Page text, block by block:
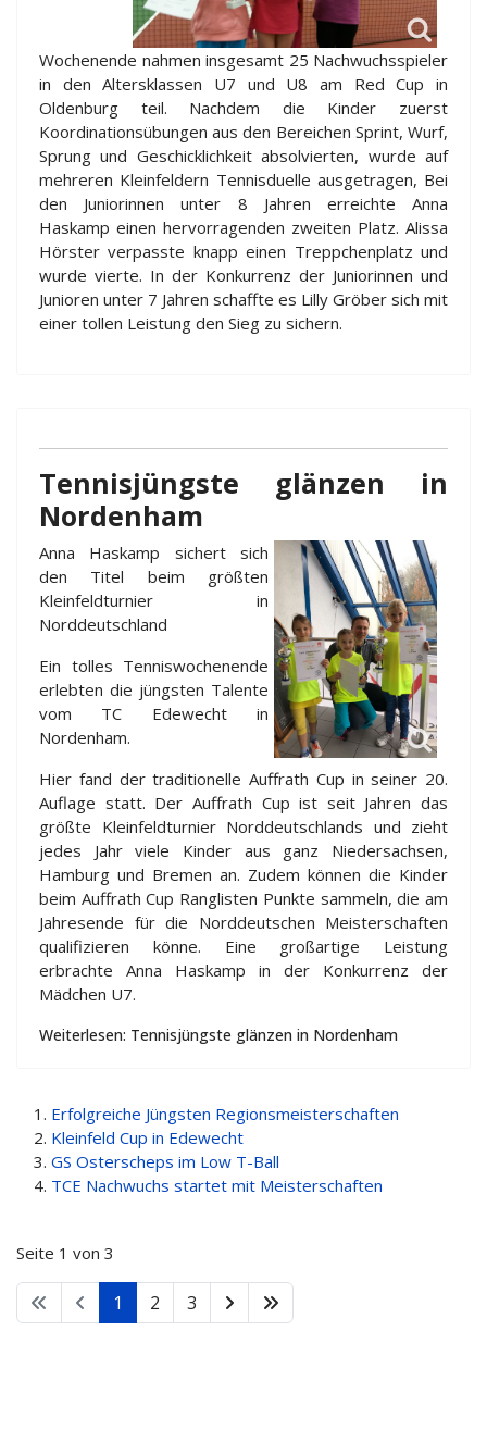
Wochenende nahmen insgesamt 25 Nachwuchsspieler
in den Altersklassen U7 und U8 am Red Cup in
Oldenburg teil. Nachdem die Kinder zuerst
Koordinationsübungen aus den Bereichen Sprint, Wurf,
Sprung und Geschicklichkeit absolvierten, wurde auf
mehreren Kleinfeldern Tennisduelle ausgetragen, Bei
den Juniorinnen unter 8 Jahren erreichte Anna
Haskamp einen hervorragenden zweiten Platz. Alissa
Hörster verpasste knapp einen Treppchenplatz und
wurde vierte. In der Konkurrenz der Juniorinnen und
Junioren unter 7 Jahren schaffte es Lilly Gröber sich mit
einer tollen Leistung den Sieg zu sichern.
Tennisjüngste glänzen in
Nordenham
Anna Haskamp sichert sich
den Titel beim größten
Kleinfeldturnier in
Norddeutschland
Ein tolles Tenniswochenende
erlebten die jüngsten Talente
vom TC Edewecht in
Nordenham.
Hier fand der traditionelle Auffrath Cup in seiner 20.
Auflage statt. Der Auffrath Cup ist seit Jahren das
größte Kleinfeldturnier Norddeutschlands und zieht
jedes Jahr viele Kinder aus ganz Niedersachsen,
Hamburg und Bremen an. Zudem können die Kinder
beim Auffrath Cup Ranglisten Punkte sammeln, die am
Jahresende für die Norddeutschen Meisterschaften
qualifizieren könne. Eine großartige Leistung
erbrachte Anna Haskamp in der Konkurrenz der
Mädchen U7.
Weiterlesen: Tennisjüngste glänzen in Nordenham
Erfolgreiche Jüngsten Regionsmeisterschaften
Kleinfeld Cup in Edewecht
GS Osterscheps im Low T-Ball
TCE Nachwuchs startet mit Meisterschaften
Seite 1 von 3
1 2 3